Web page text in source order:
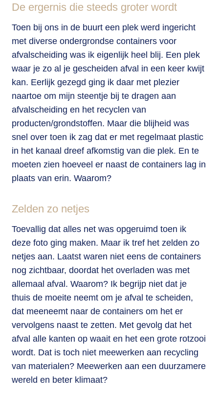
De ergernis die steeds groter wordt
Toen bij ons in de buurt een plek werd ingericht
met diverse ondergrondse containers voor
afvalscheiding was ik eigenlijk heel blij. Een plek
waar je zo al je gescheiden afval in een keer kwijt
kan. Eerlijk gezegd ging ik daar met plezier
naartoe om mijn steentje bij te dragen aan
afvalscheiding en het recyclen van
producten/grondstoffen. Maar die blijheid was
snel over toen ik zag dat er met regelmaat plastic
in het kanaal dreef afkomstig van die plek. En te
moeten zien hoeveel er naast de containers lag in
plaats van erin. Waarom?
Zelden zo netjes
Toevallig dat alles net was opgeruimd toen ik
deze foto ging maken. Maar ik tref het zelden zo
netjes aan. Laatst waren niet eens de containers
nog zichtbaar, doordat het overladen was met
allemaal afval. Waarom? Ik begrijp niet dat je
thuis de moeite neemt om je afval te scheiden,
dat meeneemt naar de containers om het er
vervolgens naast te zetten. Met gevolg dat het
afval alle kanten op waait en het een grote rotzooi
wordt. Dat is toch niet meewerken aan recycling
van materialen? Meewerken aan een duurzamere
wereld en beter klimaat?